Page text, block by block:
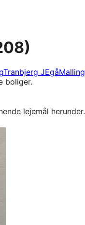
Tranbjerg JEgåMalling
boliger.
lejemål herunder.